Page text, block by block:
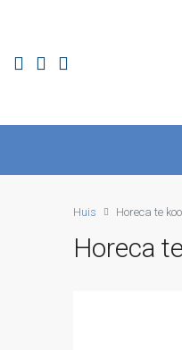
Huis Horeca te
Horeca